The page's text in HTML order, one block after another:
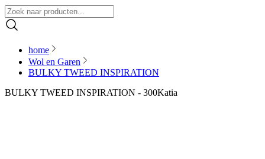
home
Wol en Garen
BULKY TWEED INSPIRATION
BULKY TWEED INSPIRATION - 300Katia